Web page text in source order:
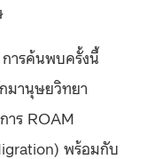
ารค้นพบครั้งนี้
มานุษยวิทยา
าร ROAM
พร้อมกับ